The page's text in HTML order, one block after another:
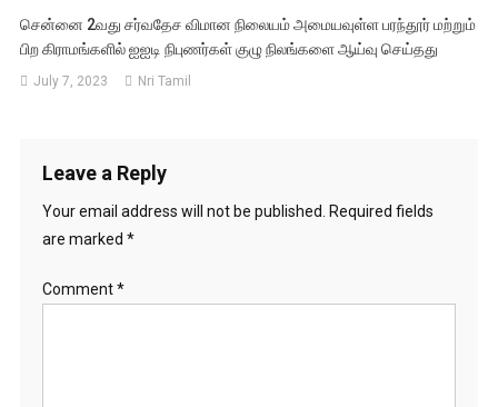
சென்னை 2வது சர்வதேச விமான நிலையம் அமையவுள்ள பரந்தூர் மற்றும்
பிற கிராமங்களில் ஐஐடி நிபுணர்கள் குழு நிலங்களை ஆய்வு செய்தது
July 7, 2023 Nri Tamil
Leave a Reply
Your email address will not be published.
Required fields
are marked *
Comment*